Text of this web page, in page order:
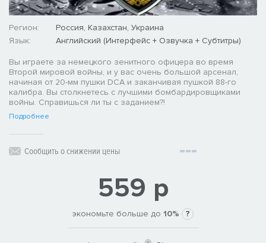
Регион:
Россия, Казахстан, Украина
Язык:
Английский (Интерфейс + Озвучка + Субтитры)
Вы играете за немецкого зенитного офицера во время
Второй мировой войны, и у вас очень большой арсенал,
начиная от 20-мм пушки DCA и заканчивая пушкой 88-го
калибра. Вы столкнетесь с лучшими бомбардировщиками
войны. Справишься ли ты с заданием?!
Подробнее
Сообщить о снижении цены
559 р
экономьте больше до 10% ?